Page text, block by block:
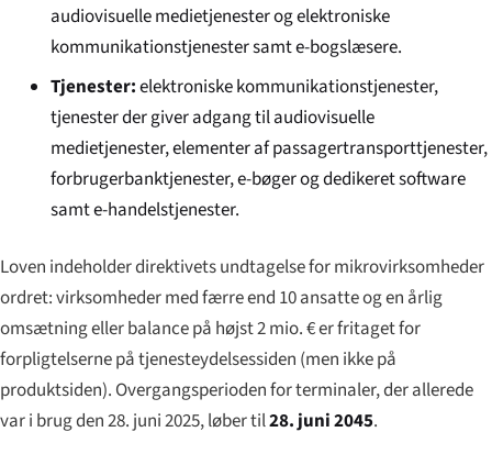
audiovisuelle medietjenester og elektroniske
kommunikationstjenester samt e-bogslæsere.
Tjenester:elektroniske kommunikationstjenester,
tjenester der giver adgang til audiovisuelle
medietjenester, elementer af passagertransporttjenester,
forbrugerbanktjenester, e-bøger og dedikeret software
samt e-handelstjenester.
Loven indeholder direktivets undtagelse for mikrovirksomheder
ordret: virksomheder med færre end 10 ansatte og en årlig
omsætning eller balance på højst 2 mio. € er fritaget for
forpligtelserne på tjenesteydelsessiden (men ikke på
produktsiden). Overgangsperioden for terminaler, der allerede
var i brug den 28. juni 2025, løber til28. juni 2045.